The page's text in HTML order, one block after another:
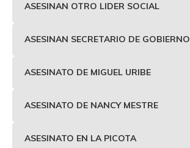
ASESINAN OTRO LIDER SOCIAL
ASESINAN SECRETARIO DE GOBIERNO
ASESINATO DE MIGUEL URIBE
ASESINATO DE NANCY MESTRE
ASESINATO EN LA PICOTA